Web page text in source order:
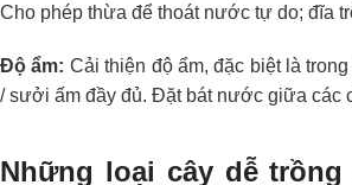
Cho phép thừa để thoát nước tự do; đĩa
Độ ẩm: Cải thiện độ ẩm, đặc biệt là
/ sưởi ấm đầy đủ. Đặt bát nước giữa các
Những loại cây dễ trồng